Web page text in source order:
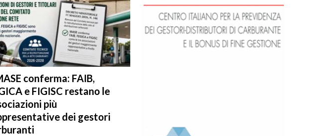
e Figisc
COMUNICATI
su di loro le
di colpevolezza
GRAVE MA NON SERIA
conferma: FAIB,
e FIGISC restano le
più
dei gestori